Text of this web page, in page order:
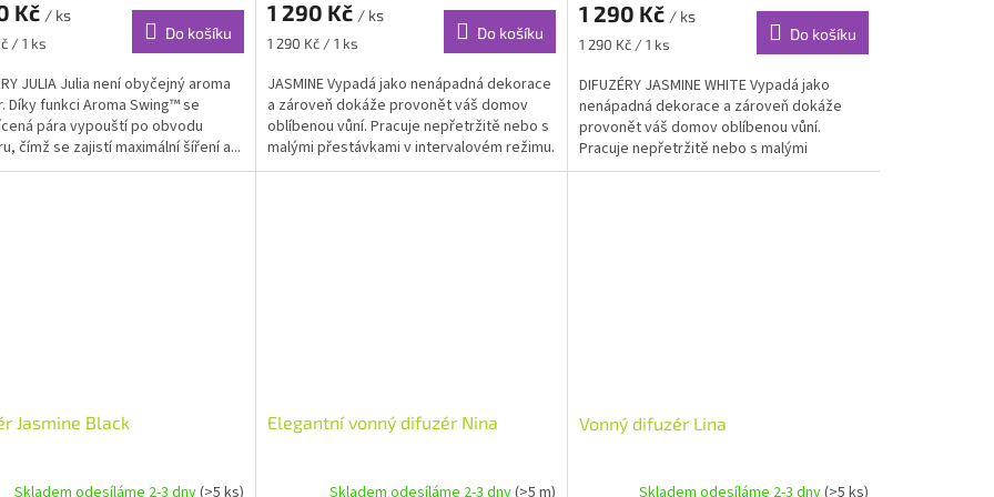
Kč / ks
/ 1 ks
Do košíku
JULIA Julia není obyčejný aroma
Díky funkci Aroma Swing™ se
pára vypouští po obvodu
čímž se zajistí maximální šíření a...
1 290 Kč / ks
Měrná
1 290 Kč / 1 ks
Do košíku
JASMINE Vypadá jako nenápadná dekorace
a zároveň dokáže provonět váš domov
oblíbenou vůní. Pracuje nepřetržitě nebo s
malými přestávkami v intervalovém režimu.
Ten...
1 290 Kč / ks
Měrná
1 290 Kč / 1 ks
Do košíku
DIFUZÉRY JASMINE WHITE Vypadá jako
nenápadná dekorace a zároveň dokáže
provonět váš domov oblíbenou vůní.
Pracuje nepřetržitě nebo s malými
přestávkami v intervalovém...
Jasmine Black
Skladem odesíláme 2-3 dny(>5 ks)
Elegantní vonný difuzér Nina
Skladem odesíláme 2-3 dny(>5 m)
Vonný difuzér Lina